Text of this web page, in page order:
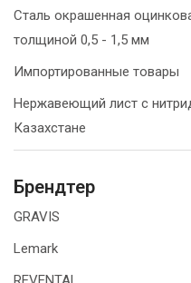
Сталь окрашенная
толщиной 0,5 - 1,5 мм
Импортированные товары
Нержавеющий лист с
Казахстане
Брендтер
GRAVIS
Lemark